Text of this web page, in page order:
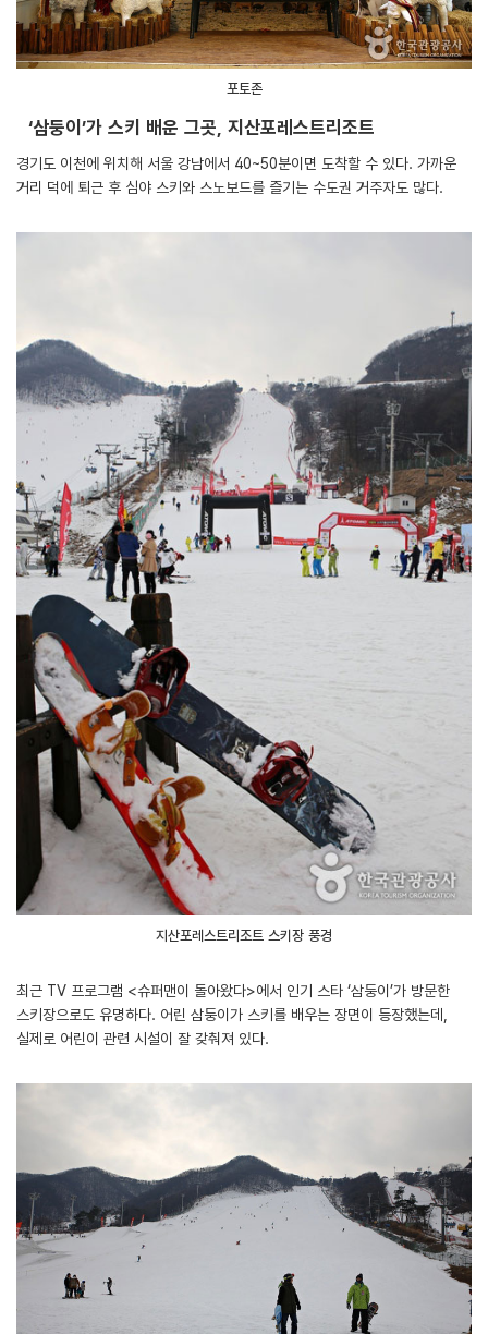
포토존
‘삼둥이’가 스키 배운 그곳, 지산포레스트리조트
경기도 이천에 위치해 서울 강남에서 40~50분이면 도착할 수 있다. 가까운
거리 덕에 퇴근 후 심야 스키와 스노보드를 즐기는 수도권 거주자도 많다.
지산포레스트리조트 스키장 풍경
최근 TV 프로그램 <슈퍼맨이 돌아왔다>에서 인기 스타 ‘삼둥이’가 방문한
스키장으로도 유명하다. 어린 삼둥이가 스키를 배우는 장면이 등장했는데,
실제로 어린이 관련 시설이 잘 갖춰져 있다.